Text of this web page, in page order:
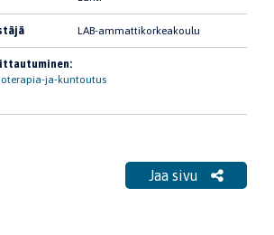
LAB-ammattikorkeakoulu
ja-kuntoutus
Jaa sivu